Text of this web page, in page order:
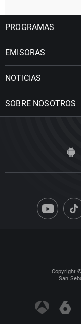
PROGRAMAS
EMISORAS
NOTICIAS
SOBRE NOSOTROS
Copyright
San